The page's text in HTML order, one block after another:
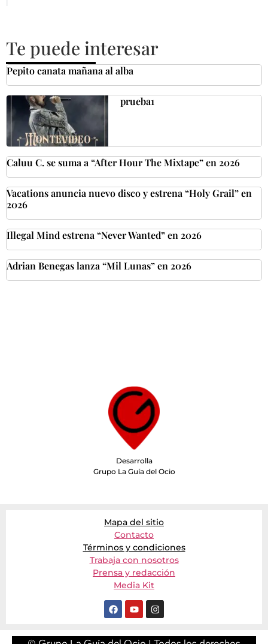
Te puede interesar
Pepito canata mañana al alba
prueba1
Caluu C. se suma a “After Hour The Mixtape” en 2026
Vacations anuncia nuevo disco y estrena “Holy Grail” en
2026
Illegal Mind estrena “Never Wanted” en 2026
Adrian Benegas lanza “Mil Lunas” en 2026
Desarrolla
Grupo La Guía del Ocio
Mapa del sitio
Contacto
Términos y condiciones
Trabaja con nosotros
Prensa y redacción
Media Kit